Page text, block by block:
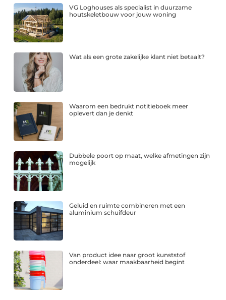
VG Loghouses als specialist in duurzame
houtskeletbouw voor jouw woning
Wat als een grote zakelijke klant niet betaalt?
Waarom een bedrukt notitieboek meer
oplevert dan je denkt
Dubbele poort op maat, welke afmetingen zijn
mogelijk
Geluid en ruimte combineren met een
aluminium schuifdeur
Van product idee naar groot kunststof
onderdeel: waar maakbaarheid begint